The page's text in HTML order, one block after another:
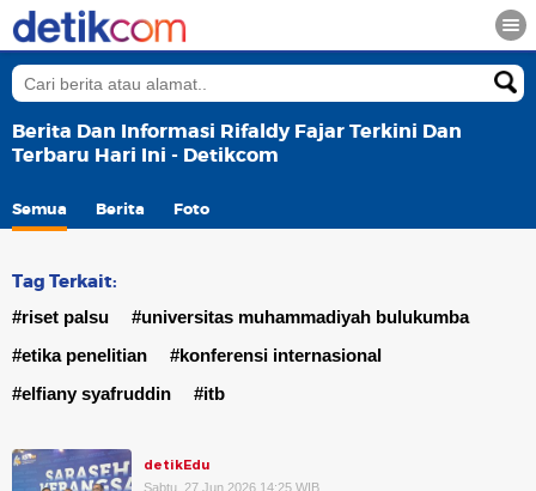
Berita Dan Informasi Rifaldy Fajar Terkini Dan
Terbaru Hari Ini - Detikcom
Semua Berita Foto
Tag Terkait:
#riset palsu
#universitas muhammadiyah bulukumba
#etika penelitian
#konferensi internasional
#elfiany syafruddin
#itb
detikEdu
Sabtu, 27 Jun 2026 14:25 WIB